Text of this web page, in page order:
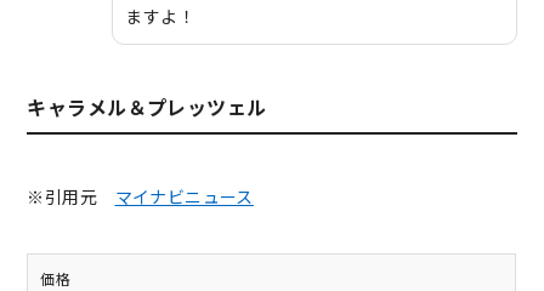
ますよ！
キャラメル＆プレッツェル
※引用元 マイナビニュース
価格